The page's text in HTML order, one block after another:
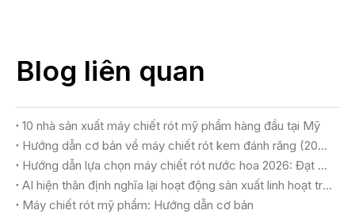
Blog liên quan
10 nhà sản xuất máy chiết rót mỹ phẩm hàng đầu tại Mỹ
Hướng dẫn cơ bản về máy chiết rót kem đánh răng (2026)
Hướng dẫn lựa chọn máy chiết rót nước hoa 2026: Đạt được chất lượng sang trọng và năng suất tối đa
AI hiện thân định nghĩa lại hoạt động sản xuất linh hoạt trong các nhà máy mỹ phẩm như thế nào
Máy chiết rót mỹ phẩm: Hướng dẫn cơ bản